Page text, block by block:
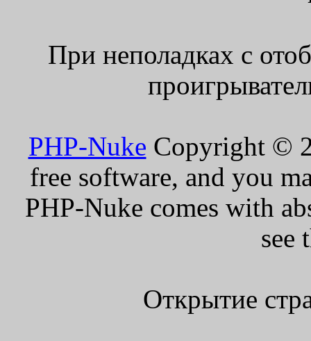
При неполадках с
PHP-Nuke Copyright ©
free software, and you
PHP-Nuke comes with
see
Открытие